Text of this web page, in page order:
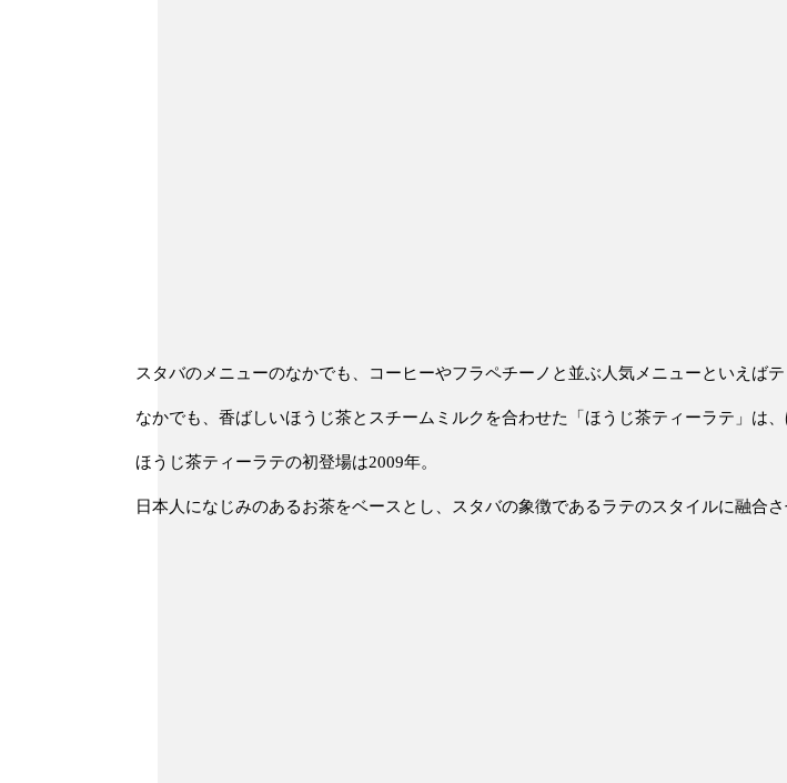
スタバのメニューのなかでも、コーヒーやフラペチーノと並ぶ人気メニューといえばテ
なかでも、香ばしいほうじ茶とスチームミルクを合わせた「ほうじ茶ティーラテ」は、
ほうじ茶ティーラテの初登場は2009年。
日本人になじみのあるお茶をベースとし、 スタバの象徴であるラテのスタイルに融合